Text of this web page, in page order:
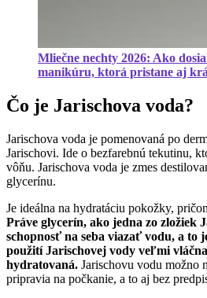
Mliečne nechty 2026: Ako
manikúru, ktorá pristane aj
Čo je Jarischova voda?
Jarischova voda je pomenovaná po
Jarischovi. Ide o bezfarebnú tekutinu,
vôňu. Jarischova voda je zmes
glycerínu.
Je ideálna na hydratáciu pokožky,
Práve glycerín, ako jedna zo zložiek
schopnosť na seba viazať vodu, a to
použití Jarischovej vody veľmi
hydratovaná. Jarischovu vodu možno
pripravia na počkanie, a to aj bez